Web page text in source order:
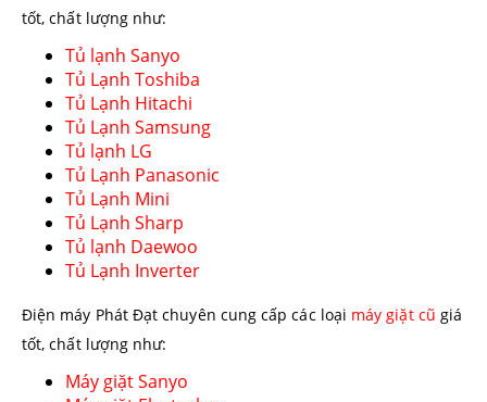
tốt, chất lượng như:
Tủ lạnh Sanyo
Tủ Lạnh Toshiba
Tủ Lạnh Hitachi
Tủ Lạnh Samsung
Tủ lạnh LG
Tủ Lạnh Panasonic
Tủ Lạnh Mini
Tủ Lạnh Sharp
Tủ lạnh Daewoo
Tủ Lạnh Inverter
Điện máy Phát Đạt chuyên cung cấp các loại máy giặt cũ giá
tốt, chất lượng như:
Máy giặt Sanyo